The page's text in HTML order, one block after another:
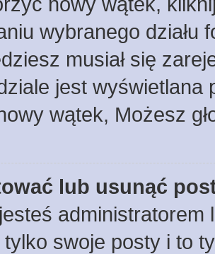
wybranego działu
musiał się
jest wyświetlana
wątek, Możesz
lub usunąć
swoje posty i to